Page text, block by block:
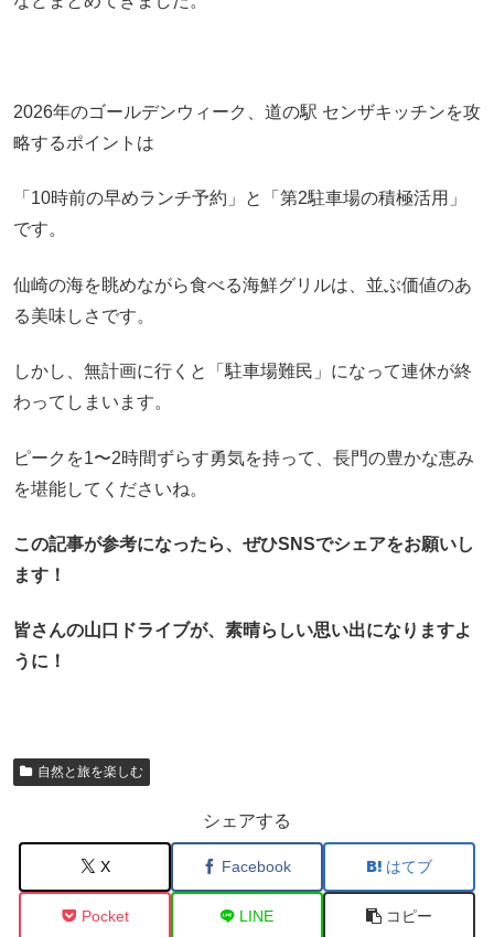
2026年のゴールデンウィーク、道の駅 センザキッチンを攻
略するポイントは
「10時前の早めランチ予約」と「第2駐車場の積極活用」
です。
仙崎の海を眺めながら食べる海鮮グリルは、並ぶ価値のあ
る美味しさです。
しかし、無計画に行くと「駐車場難民」になって連休が終
わってしまいます。
ピークを1〜2時間ずらす勇気を持って、長門の豊かな恵み
を堪能してくださいね。
この記事が参考になったら、ぜひSNSでシェアをお願いし
ます！
皆さんの山口ドライブが、素晴らしい思い出になりますよ
うに！
自然と旅を楽しむ
シェアする
X Facebook はてブ
Pocket LINE コピー